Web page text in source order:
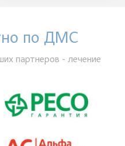
по ДМС
партнеров - лечение